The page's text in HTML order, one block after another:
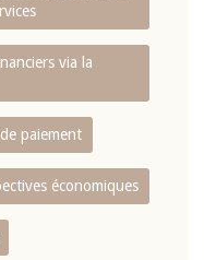
via la
paiement
économiques